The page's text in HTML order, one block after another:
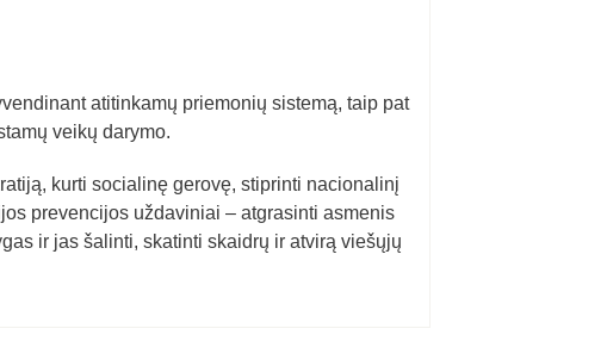
atitinkamų priemonių sistemą, taip pat
veikų darymo.
kurti socialinę gerovę, stiprinti nacionalinį
prevencijos uždaviniai – atgrasinti asmenis
ir jas šalinti, skatinti skaidrų ir atvirą viešųjų